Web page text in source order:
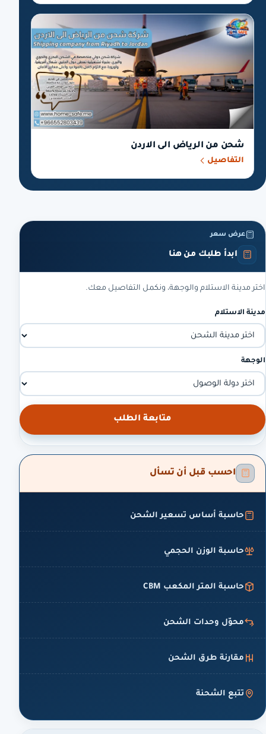
شحن من الرياض الى الاردن
التفاصيل
عرض سعر
ابدأ طلبك من هنا
اختر مدينة الاستلام والوجهة، ونكمل التفاصيل معك.
مدينة الاستلام
الوجهة
متابعة الطلب
احسب قبل أن تسأل
حاسبة أساس تسعير الشحن
حاسبة الوزن الحجمي
حاسبة المتر المكعب CBM
محوّل وحدات الشحن
مقارنة طرق الشحن
تتبع الشحنة